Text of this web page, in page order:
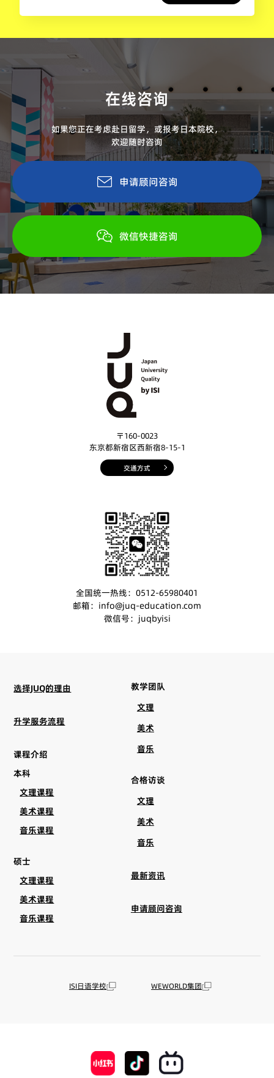
在线咨询
如果您正在考虑赴日留学，或报考日本院校，
欢迎随时咨询
申请顾问咨询
微信快捷咨询
〒160-0023
东京都新宿区西新宿8-15-1
交通方式
全国统一热线：0512-65980401
邮箱：info@juq-education.com
微信号：juqbyisi
选择JUQ的理由
升学服务流程
课程介绍
本科
文理课程
美术课程
音乐课程
硕士
文理课程
美术课程
音乐课程
教学团队
文理
美术
音乐
合格访谈
文理
美术
音乐
最新资讯
申请顾问咨询
ISI日语学校 WEWORLD集团